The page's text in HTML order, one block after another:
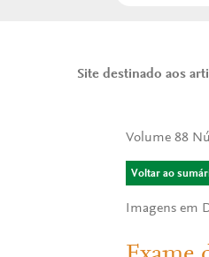
Site destinado aos
Volume 88
Voltar ao
Imagens em